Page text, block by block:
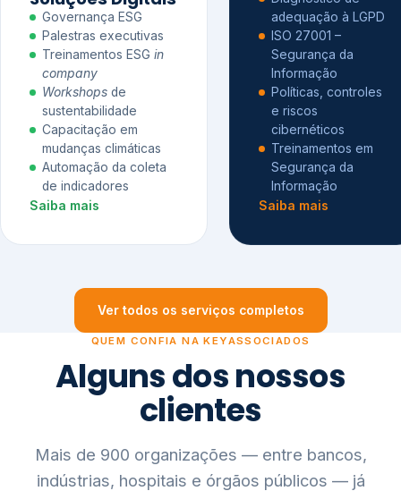
Governança ESG
Palestras executivas
Treinamentos ESG in
company
Workshops de
sustentabilidade
Capacitação em
mudanças climáticas
Automação da coleta
de indicadores
Saiba mais
adequação à LGPD
ISO 27001 –
Segurança da
Informação
Políticas, controles
e riscos
cibernéticos
Treinamentos em
Segurança da
Informação
Saiba mais
Ver todos os serviços completos
QUEM CONFIA NA KEYASSOCIADOS
Alguns dos nossos
clientes
Mais de 900 organizações — entre bancos,
indústrias, hospitais e órgãos públicos — já